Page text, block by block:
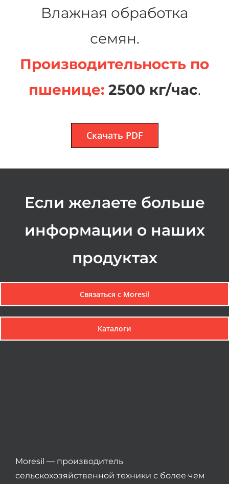
Влажная обработка
семян.
Производительность по
пшенице:2500 кг/час.
Скачать PDF
Если желаете больше
информации о наших
продуктах
Связаться с Мoresil
Каталоги
Moresil — производитель
сельскохозяйственной техники с более чем